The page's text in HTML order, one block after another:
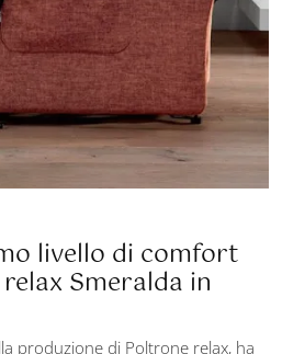
livello di comfort
Smeralda in
produzione di Poltrone relax, ha